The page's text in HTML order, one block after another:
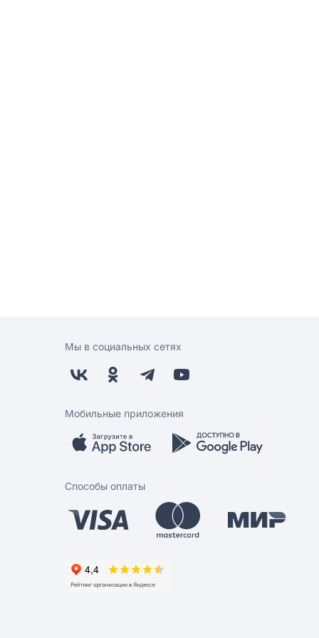
Мы в социальных сетях
Мобильные приложения
Способы оплаты